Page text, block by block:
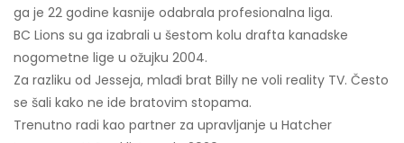
ga je 22 godine kasnije odabrala profesionalna liga.
BC Lions su ga izabrali u šestom kolu drafta kanadske
nogometne lige u ožujku 2004.
Za razliku od Jesseja, mlađi brat Billy ne voli reality TV. Često
se šali kako ne ide bratovim stopama.
Trenutno radi kao partner za upravljanje u Hatcher